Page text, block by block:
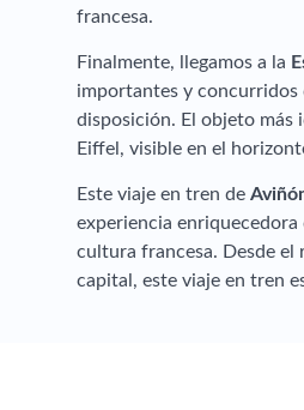
francesa.
Finalmente, llegamos a la
importantes y concurridos
disposición. El objeto más
Eiffel, visible en el
Este viaje en tren de
experiencia
cultura francesa. Desde el
capital, este viaje en tren